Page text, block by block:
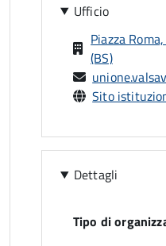
Ufficio
Piazza
(BS)
Sito
Dettagli
Tipo di